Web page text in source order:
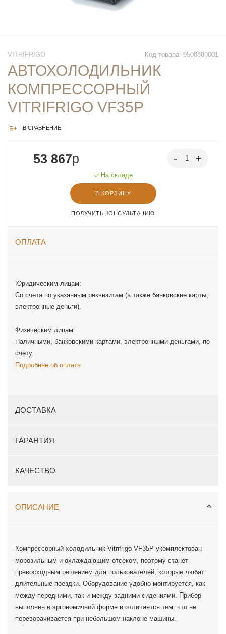
Код товара: 9508880001
VITRIFRIGO
АВТОХОЛОДИЛЬНИК
КОМПРЕССОРНЫЙ
VITRIFRIGO VF35P
В СРАВНЕНИЕ
53 867p
На складе
В КОРЗИНУ
ПОЛУЧИТЬ КОНСУЛЬТАЦИЮ
ОПЛАТА
Юридическим лицам:
Со счета по указанным реквизитам (а также банковские карты,
электронные деньги).
Физическим лицам:
Наличными, банковскими картами, электронными деньгами, по
счету.
Подробнее об оплате
ДОСТАВКА
ГАРАНТИЯ
КАЧЕСТВО
ОПИСАНИЕ
Компрессорный холодильник Vitrifrigo VF35P укомплектован
морозильным и охлаждающим отсеком, поэтому станет
превосходным решением для пользователей, которые любят
длительные поездки. Оборудование удобно монтируется, как
между передними, так и между задними сидениями. Прибор
выполнен в эргономичной форме и отличается тем, что не
переворачивается при небольшом наклоне машины.